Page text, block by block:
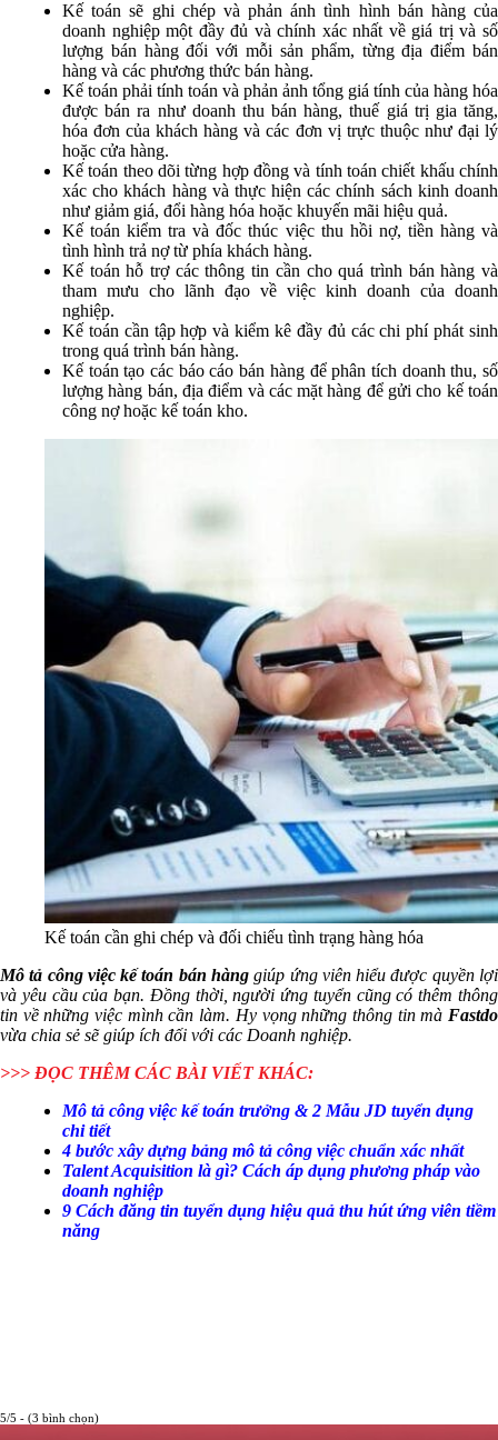
Kế toán sẽ ghi chép và phản ánh tình hình bán hàng của
doanh nghiệp một đầy đủ và chính xác nhất về giá trị và số
lượng bán hàng đối với mỗi sản phẩm, từng địa điểm bán
hàng và các phương thức bán hàng.
Kế toán phải tính toán và phản ảnh tổng giá tính của hàng hóa
được bán ra như doanh thu bán hàng, thuế giá trị gia tăng,
hóa đơn của khách hàng và các đơn vị trực thuộc như đại lý
hoặc cửa hàng.
Kế toán theo dõi từng hợp đồng và tính toán chiết khấu chính
xác cho khách hàng và thực hiện các chính sách kinh doanh
như giảm giá, đổi hàng hóa hoặc khuyến mãi hiệu quả.
Kế toán kiểm tra và đốc thúc việc thu hồi nợ, tiền hàng và
tình hình trả nợ từ phía khách hàng.
Kế toán hỗ trợ các thông tin cần cho quá trình bán hàng và
tham mưu cho lãnh đạo về việc kinh doanh của doanh
nghiệp.
Kế toán cần tập hợp và kiểm kê đầy đủ các chi phí phát sinh
trong quá trình bán hàng.
Kế toán tạo các báo cáo bán hàng để phân tích doanh thu, số
lượng hàng bán, địa điểm và các mặt hàng để gửi cho kế toán
công nợ hoặc kế toán kho.
Kế toán cần ghi chép và đối chiếu tình trạng hàng hóa
Mô tả công việc kế toán bán hàng giúp ứng viên hiểu được quyền lợi
và yêu cầu của bạn. Đồng thời, người ứng tuyển cũng có thêm thông
tin về những việc mình cần làm. Hy vọng những thông tin mà Fastdo
vừa chia sẻ sẽ giúp ích đối với các Doanh nghiệp.
>>> ĐỌC THÊM CÁC BÀI VIẾT KHÁC:
Mô tả công việc kế toán trưởng & 2 Mẫu JD tuyển dụng
chi tiết
4 bước xây dựng bảng mô tả công việc chuẩn xác nhất
Talent Acquisition là gì? Cách áp dụng phương pháp vào
doanh nghiệp
9 Cách đăng tin tuyển dụng hiệu quả thu hút ứng viên tiềm
năng
5/5 - (3 bình chọn)